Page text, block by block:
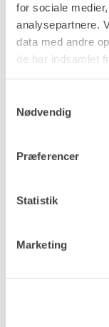
for sociale
analysepartnere.
data med andre
de har indsamlet
Nødvendig
Præferencer
Statistik
Marketing
En risteskovl
sortere
slippe for
arbejdsgang,
kan
Renta en
inkluderer
af sten og
unødigt.